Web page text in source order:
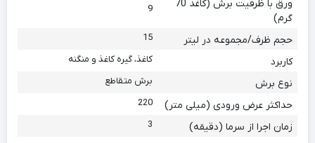
ورق با ظرفیت برش (کاغذ 70
گرم)
9
حجم ظرف/مجموعه در لیتر 15
کاربرد کاغذ، گیره کاغذ و منگنه
نوع برش برش متقاطع
حداکثر عرض ورودی (میلی متر) 220
زمان اجرا از سرما (دقیقه) 3